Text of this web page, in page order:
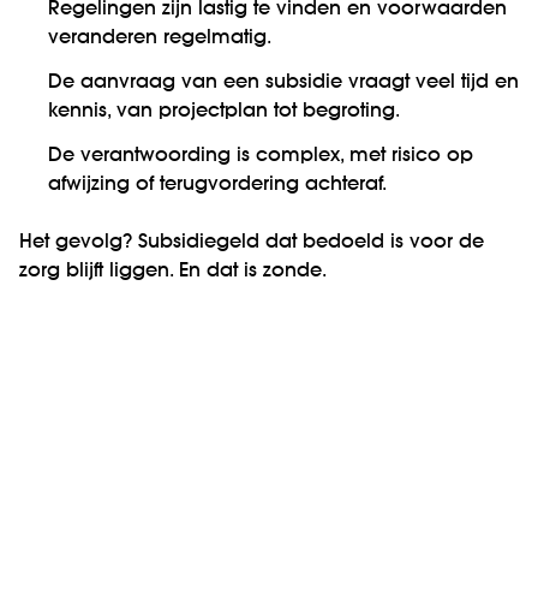
Regelingen zijn lastig te vinden en voorwaarden
veranderen regelmatig.
De aanvraag van een subsidie vraagt veel tijd en
kennis, van projectplan tot begroting.
De verantwoording is complex, met risico op
afwijzing of terugvordering achteraf.
Het gevolg? Subsidiegeld dat bedoeld is voor de
zorg blijft liggen. En dat is zonde.